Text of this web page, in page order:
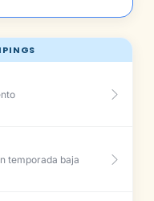
temporada baja